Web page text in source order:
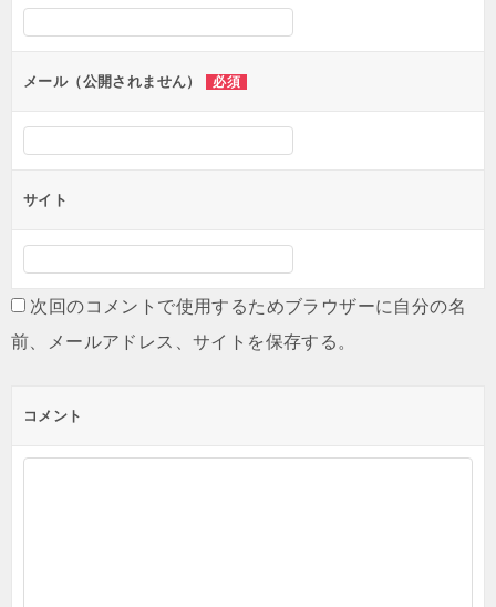
メール（公開されません） 必須
サイト
次回のコメントで使用するためブラウザーに自分の名
前、メールアドレス、サイトを保存する。
コメント